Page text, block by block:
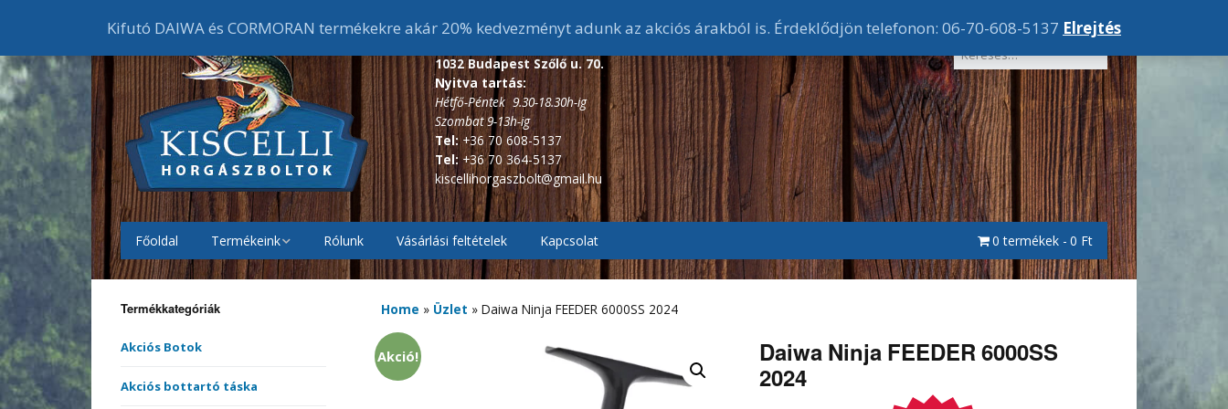
1032 Budapest Szőlő u. 70.
Nyitva tartás:
Hétfő-Péntek 9.30-18.30h-ig
Szombat 9-13h-ig
Tel:+36 70 608-5137
Tel: +36 70 364-5137
kiscellihorgaszbolt@gmail.hu
Főoldal Termékeink
Akciós Botok
Bojlis, Pontyozó, Surf
2.7m és 3 m-s bojlis
3,6 m-s bojlis botok
3,9 m-s bojlis botok
Feeder, Picker botok 3,6 m alatti feeder botok
3,6 m-s feeder botok
orsók
Cipők, Bakancsok,
Rólunk Vásárlási feltételek Kapcsolat 0 termékek 0 Ft
Termékkategóriák
Akciós Botok
Akciós bottartó táska
Home » Üzlet »Daiwa Ninja FEEDER 6000SS 2024
Akció!
Daiwa Ninja FEEDER 6000SS
2024
Kifutó DAIWA és CORMORAN termékekre akár 20% kedvezményt adunk az akciós árakból is. Érdeklődjön telefonon: 06-70-608-5137 Elrejtés